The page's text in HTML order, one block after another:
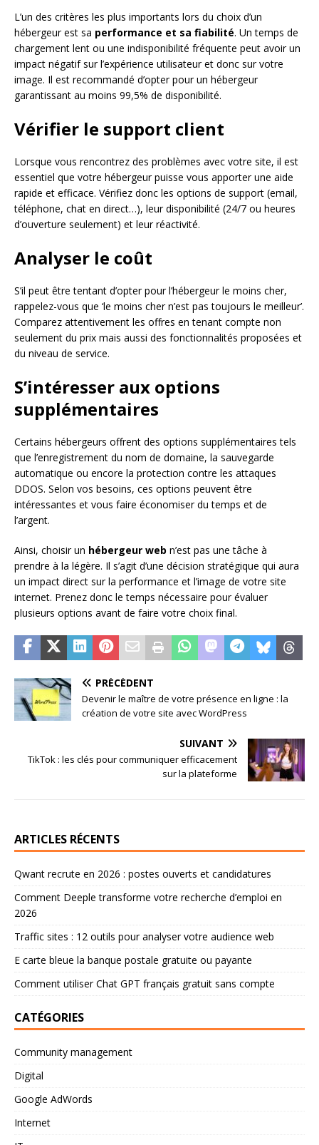
L’un des critères les plus importants lors du choix d’un
hébergeur est sa performance et sa fiabilité. Un temps de
chargement lent ou une indisponibilité fréquente peut avoir un
impact négatif sur l’expérience utilisateur et donc sur votre
image. Il est recommandé d’opter pour un hébergeur
garantissant au moins 99,5% de disponibilité.
Vérifier le support client
Lorsque vous rencontrez des problèmes avec votre site, il est
essentiel que votre hébergeur puisse vous apporter une aide
rapide et efficace. Vérifiez donc les options de support (email,
téléphone, chat en direct…), leur disponibilité (24/7 ou heures
d’ouverture seulement) et leur réactivité.
Analyser le coût
S’il peut être tentant d’opter pour l’hébergeur le moins cher,
rappelez-vous que ‘le moins cher n’est pas toujours le meilleur’.
Comparez attentivement les offres en tenant compte non
seulement du prix mais aussi des fonctionnalités proposées et
du niveau de service.
S’intéresser aux options
supplémentaires
Certains hébergeurs offrent des options supplémentaires tels
que l’enregistrement du nom de domaine, la sauvegarde
automatique ou encore la protection contre les attaques
DDOS. Selon vos besoins, ces options peuvent être
intéressantes et vous faire économiser du temps et de
l’argent.
Ainsi, choisir un hébergeur web n’est pas une tâche à
prendre à la légère. Il s’agit d’une décision stratégique qui aura
un impact direct sur la performance et l’image de votre site
internet. Prenez donc le temps nécessaire pour évaluer
plusieurs options avant de faire votre choix final.
PRÉCÉDENT
Devenir le maître de votre présence en ligne : la
création de votre site avec WordPress
SUIVANT
TikTok : les clés pour communiquer efficacement
sur la plateforme
ARTICLES RÉCENTS
Qwant recrute en 2026 : postes ouverts et candidatures
Comment Deeple transforme votre recherche d’emploi en
2026
Traffic sites : 12 outils pour analyser votre audience web
E carte bleue la banque postale gratuite ou payante
Comment utiliser Chat GPT français gratuit sans compte
CATÉGORIES
Community management
Digital
Google AdWords
Internet